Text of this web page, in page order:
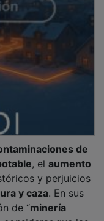
, elaumento
y perjuicios
y caza. En sus
de “minería
que las